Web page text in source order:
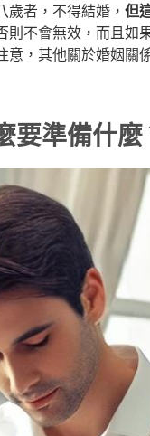
者，不得結婚， 但
不會無效，而且
，其他關於婚姻關
準備什麼